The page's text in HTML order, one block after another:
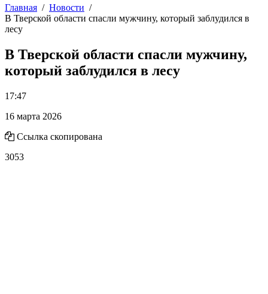
Главная
Новости
В Тверской области спасли мужчину, который заблудился в
лесу
В Тверской области спасли мужчину,
который заблудился в лесу
17:47
16 марта 2026
Ссылка скопирована
3053